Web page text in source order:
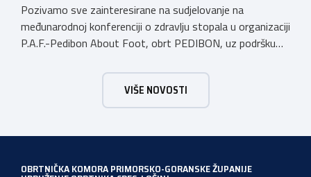
Pozivamo sve zainteresirane na sudjelovanje na
međunarodnoj konferenciji o zdravlju stopala u organizaciji
P.A.F.-Pedibon About Foot, obrt PEDIBON, uz podršku
Udruženja obrtnika Viškovo Kastav Klana Jelenje.
Konferencija će se održati u subotu, dana 13. lipnja
2026.godine u hotelu Admiral u Opatiji u terminu od 09:00
VIŠE NOVOSTI
OBRTNIČKA KOMORA PRIMORSKO-GORANSKE ŽUPANIJE